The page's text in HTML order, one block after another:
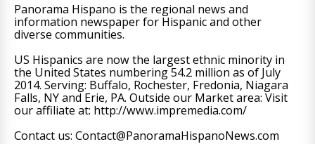
Panorama Hispano is the regional news and
information newspaper for Hispanic and other
diverse communities.
US Hispanics are now the largest ethnic minority in
the United States numbering 54.2 million as of July
2014. Serving: Buffalo, Rochester, Fredonia, Niagara
Falls, NY and Erie, PA. Outside our Market area: Visit
our affiliate at: http://www.impremedia.com/
Contact us: Contact@PanoramaHispanoNews.com